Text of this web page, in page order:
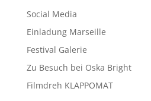
Social Media
Einladung Marseille
Festival Galerie
Zu Besuch bei Oska Bright
Filmdreh KLAPPOMAT